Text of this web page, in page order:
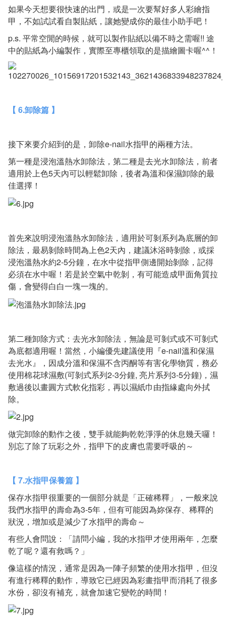
如果今天想要很快速的出門，或是一次要幫好多人彩繪指
甲，不如試試看自製貼紙，讓她變成你的最佳小助手吧！
p.s. 平常空閒的時候，就可以製作貼紙以備不時之需喔!! 途
中的貼紙為小編製作，實際至專櫃領取的是描繪圖卡喔^^！
【 6.卸除篇 】
接下來要介紹到的是，卸除e-nail水指甲的兩種方法。
第一種是浸泡溫熱水卸除法，第二種是去光水卸除法，前者
適用於上色5天內可以輕鬆卸除，後者為溫和保濕卸除的最
佳選擇！
首先來說明浸泡溫熱水卸除法，適用於可剝系列為底層的卸
除法，最易剝除時間為上色2天內，建議沐浴時剝除，或採
浸泡溫熱水約2-5分鐘，在水中從指甲側邊開始剝除，記得
必須在水中喔！若是於空氣中乾剝，有可能造成甲面角質拉
傷，會變得白白一塊一塊的。
第二種卸除方式：去光水卸除法，無論是可剝式或不可剝式
為底都適用喔！當然，小編優先建議使用 『e-nail溫和保濕
去光水』
，因成分溫和保濕不含丙酮等有害化學物質，務必
使用棉花球濕敷(可剝式系列2-3分鐘, 亮片系列3-5分鐘)，濕
敷過後以畫圓方式軟化指彩，再以濕紙巾由指緣處向外拭
除。
做完卸除的動作之後，雙手就能夠乾乾淨淨的休息幾天囉！
別忘了除了玩彩之外，指甲下的皮膚也需要呼吸的～
【 7.水指甲保養篇 】
保存水指甲很重要的一個部分就是「正確稀釋」，一般來說
我們水指甲的壽命為3-5年，但有可能因為妳保存、稀釋的
狀況，增加或是減少了水指甲的壽命～
有些人會問說：「請問小編，我的水指甲才使用兩年，怎麼
乾了呢？還有救嗎？」
像這樣的情況，通常是因為一陣子頻繁的使用水指甲，但沒
有進行稀釋的動作，導致它已經因為彩畫指甲而消耗了很多
水份，卻沒有補充，就會加速它變乾的時間！